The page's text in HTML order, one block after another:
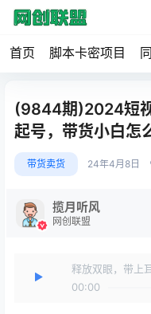
首页 脚本卡密项目
(9844期)2024短
起号，带货小白怎
带货卖货 24年4月8日
揽月听风
网创联盟
释放双眼，带上
00:00